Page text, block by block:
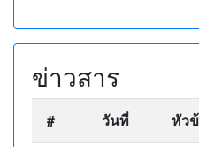
ข่าวสาร
# วันที่ หัว